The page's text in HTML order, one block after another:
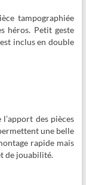
tampographiée
héros. Petit geste
inclus en double
l’apport des pièces
une belle
rapide mais
de jouabilité.